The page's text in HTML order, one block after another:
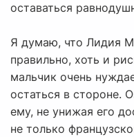
оставаться
Я думаю, что Лидия
правильно, хоть и
мальчик очень
остаться в стороне.
ему, не унижая его
не только